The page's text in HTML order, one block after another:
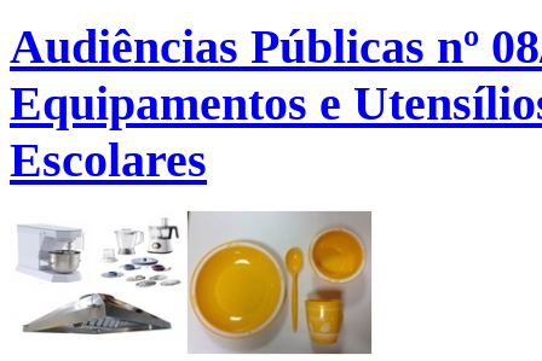
Audiências Públicas nº
Equipamentos e
Escolares